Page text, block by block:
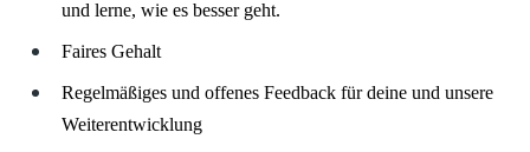
und lerne, wie es besser geht.
Faires Gehalt
Regelmäßiges und offenes Feedback für deine und unsere
Weiterentwicklung